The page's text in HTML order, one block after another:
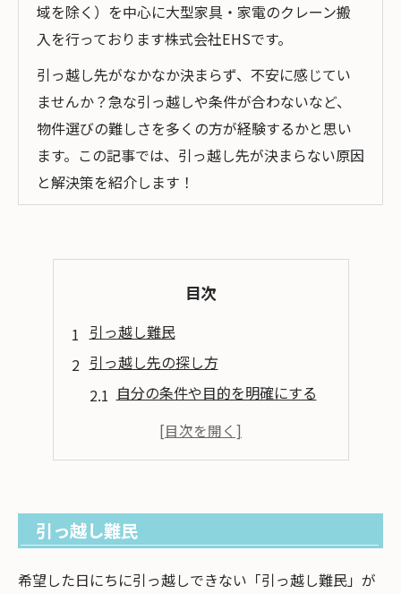
域を除く）を中心に大型家具・家電のクレーン搬
入を行っております株式会社EHSです。
引っ越し先がなかなか決まらず、不安に感じてい
ませんか？急な引っ越しや条件が合わないなど、
物件選びの難しさを多くの方が経験するかと思い
ます。この記事では、引っ越し先が決まらない原因
と解決策を紹介します！
目次
引っ越し難民
引っ越し先の探し方
自分の条件や目的を明確にする
不動産サイトを活用する
条件の範囲を広げてみる
引っ越しシーズン
荷物が搬入・搬出できない
引っ越し難民
希望した日にちに引っ越しできない「引っ越し難民」が